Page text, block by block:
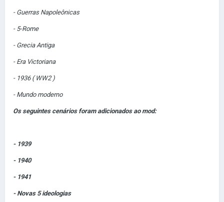
- Guerras Napoleônicas
- 5-Rome
- Grecia Antiga
- Era Victoriana
- 1936 ( WW2 )
- Mundo moderno
Os seguintes cenários foram adicionados ao mod:
- 1939
- 1940
- 1941
- Novas 5 ideologias